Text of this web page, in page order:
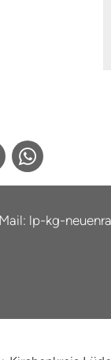
lp-kg-